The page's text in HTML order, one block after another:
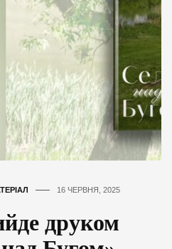
16 ЧЕРВНЯ, 2025
друком